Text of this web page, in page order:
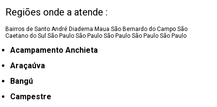
Regiões onde a atende :
Bairros de Santo André Diadema Maua São Bernardo do Campo São
Caetano do SulSão Paulo São Paulo São Paulo São Paulo São Paulo
Acampamento Anchieta
Araçaúva
Bangú
Campestre